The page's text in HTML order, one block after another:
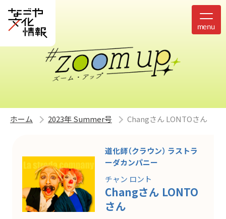
ホーム 2023年 Summer号 Changさん LONTOさん
道化師（クラウン） ラストラ
ーダカンパニー
チャン ロント
Changさん LONTO
さん